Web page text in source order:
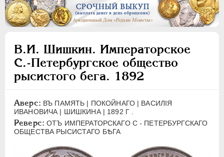
В.И. Шишкин. Императорское
С.-Петербургское общество
рысистого бега. 1892
Аверс: ВЪ ПАМЯТЬ | ПОКОЙНАГО | ВАСИЛIЯ
ИВАНОВИЧА | ШИШКИНА | 1892 Г .
Реверс: ОТЪ ИМПЕРАТОРСКАГО С - ПЕТЕРБУРГСКАГО
ОБЩЕСТВА РЫСИСТАГО БѢГА
ВСЕ
ПEТР I 1699-1725
ПЕТР II 1727-1729
АННА ИОАННОВНА 1730-1740
ИОАНН АНТОНОВИЧ 1740-1741
ПЕТР III 1762-1762
ЕКАТЕРИНА II 1762-1796
ПАВЕЛ I
АЛЕКСАНДР I 1801-1825